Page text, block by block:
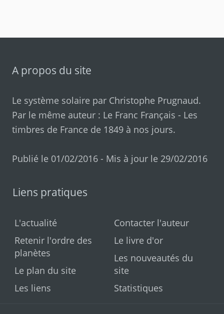
A propos du site
Le système solaire par Christophe Prugnaud.
Par le même auteur : Le Franc Français - Les
timbres de France de 1849 à nos jours.
Publié le 01/02/2016 - Mis à jour le 29/02/2016
Liens pratiques
L'actualité
Retenir l'ordre des
planètes
Le plan du site
Les liens
Contacter l'auteur
Le livre d'or
Les nouveautés du
site
Statistiques